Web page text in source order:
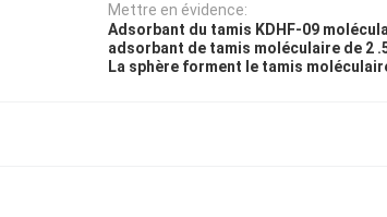
Mettre en évidence:
Adsorbant du tamis KDHF-09
adsorbant de tamis moléculaire de 2
La sphère forment le tamis